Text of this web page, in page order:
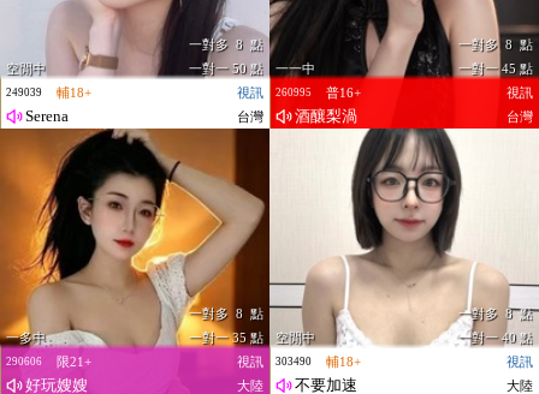
空閒中
一對多 8 點
一對一 50 點
輔18+
視訊
249039
Serena 台灣
一一中
一對多 8 點
一對一 45 點
普16+
視訊
260995
酒釀梨渦 台灣
一多中
一對多 8 點
一對一 35 點
限21+
視訊
290606
好玩嫂嫂 大陸
空閒中
一對多 8 點
一對一 40 點
輔18+
視訊
303490
不要加速 大陸